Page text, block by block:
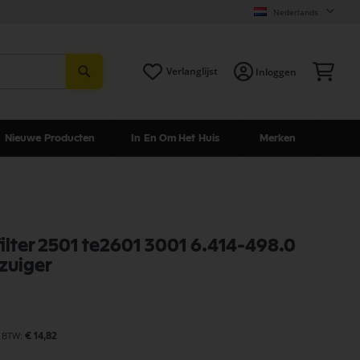
Nederlands
Verlanglijst Inloggen
Nieuwe Producten In En Om Het Huis Merken
2501 te2601 3001 6.414-498.0
€ 14,82